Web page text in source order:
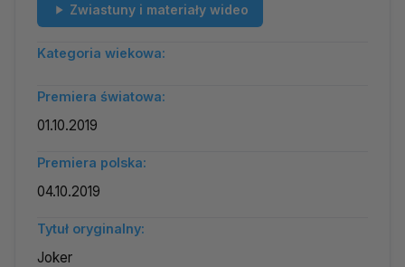
Zwiastuny i materiały wideo
Kategoria wiekowa:
Premiera światowa:
01.10.2019
Premiera polska:
04.10.2019
Tytuł oryginalny:
Joker